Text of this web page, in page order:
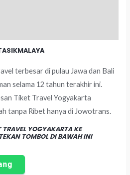
terbesar di pulau Jawa dan Bali
selama 12 tahun terakhir ini.
Tiket Travel Yogyakarta
tanpa Ribet hanya di Jowotrans.
YOGYAKARTA KE
TOMBOL DI BAWAH INI